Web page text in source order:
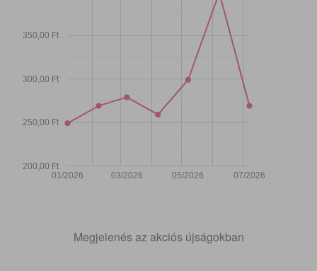
01/2026 03/2026 05/2026 07/2026
200,00 Ft
250,00 Ft
300,00 Ft
350,00 Ft
Megjelenés az akciós újságokban